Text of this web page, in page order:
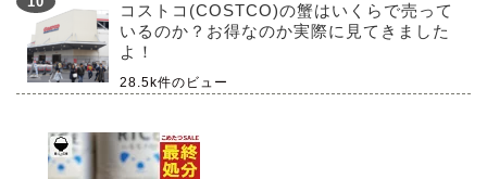
コストコ(COSTCO)の蟹はいくらで売って
いるのか？お得なのか実際に見てきました
よ！
28.5k件のビュー